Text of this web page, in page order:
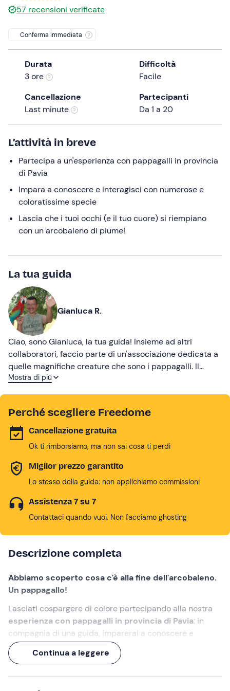
the
mark
key
keyboard
shortcuts
for
dates.
0 €
57 recensioni verificate
Conferma immediata
Durata
3 ore
Difficoltà
Facile
Cancellazione
Last minute
Partecipanti
Da 1 a 20
L’attività in breve
Partecipa a un'esperienza con pappagalli in provincia
di Pavia
Impara a conoscere e interagisci con numerose e
coloratissime specie
Lascia che i tuoi occhi (e il tuo cuore) si riempiano
con un arcobaleno di piume!
La tua guida
Gianluca R.
Ciao, sono Gianluca, la tua guida! Insieme ad altri
collaboratori, faccio parte di un'associazione dedicata a
quelle magnifiche creature che sono i pappagalli. Il
nostro obiettivo è una corretta divulgazione dei temi
fanno parte della nostra famiglia. Alla quale presto ti
unirai anche tu!
Mostra di più
Perché scegliere Freedome
Cancellazione gratuita
Ok ti rimborsiamo, ma non sai cosa ti perdi
Miglior prezzo garantito
Lo stesso della guida: non applichiamo commissioni
Assistenza 7 su 7
Contattaci quando vuoi. Non facciamo ghosting
Descrizione completa
Abbiamo scoperto cosa c'è alla fine dell'arcobaleno.
Un pappagallo!
Lasciati cospargere di colore partecipando alla nostra
esperienza con pappagalli in provincia di Pavia: in
compagnia di una guida, imparerai a conoscere e
interagirai direttamente con numerose specie di
volatili. Il tutto nel contesto di un'associazione che si
Continua a leggere